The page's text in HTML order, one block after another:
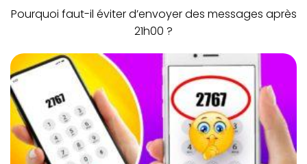
Pourquoi faut-il éviter d’envoyer des messages après
21h00 ?